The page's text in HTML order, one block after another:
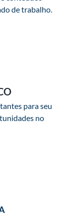
de trabalho.
para seu
no